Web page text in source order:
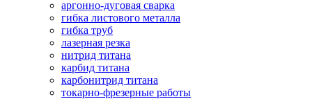
аргонно-дуговая сварка
гибка листового металла
гибка труб
лазерная резка
нитрид титана
карбид титана
карбонитрид титана
токарно-фрезерные работы